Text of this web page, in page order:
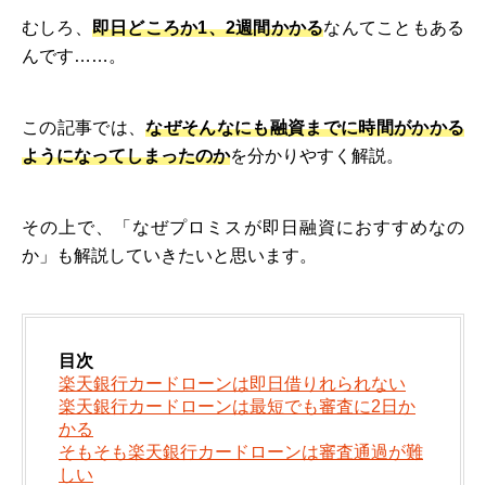
むしろ、 即日どころか1、2週間かかるなんてこともある
んです……。
この記事では、なぜそんなにも融資までに時間がかかる
ようになってしまったのかを分かりやすく解説。
その上で、「なぜプロミスが即日融資におすすめなの
か」も解説していきたいと思います。
目次
楽天銀行カードローンは即日借りれられない
楽天銀行カードローンは最短でも審査に2日か
かる
そもそも楽天銀行カードローンは審査通過が難
しい